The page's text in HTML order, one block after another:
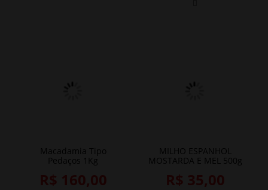
Macadamia Tipo
Pedaços 1Kg
R$ 160,00
MILHO ESPANHOL
MOSTARDA E MEL 500g
R$ 35,00